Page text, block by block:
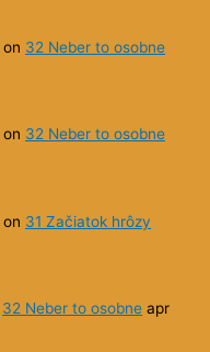
on 32 Neber to osobne
on 32 Neber to osobne
on 31 Začiatok hrôzy
32 Neber to osobne apr